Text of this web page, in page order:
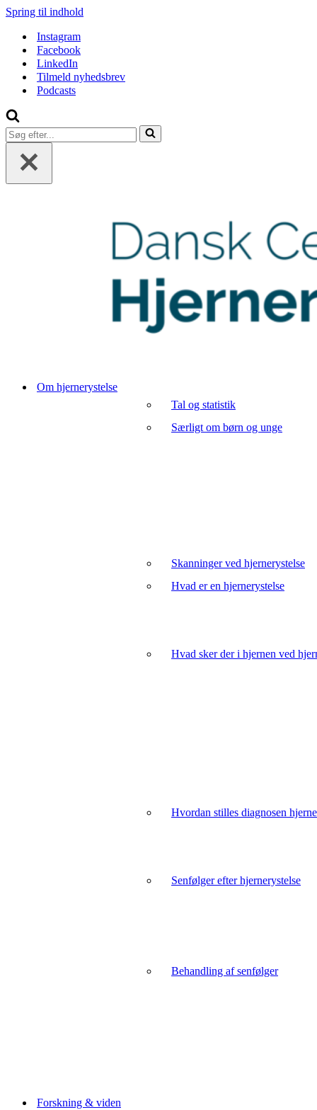
Spring til indhold
Instagram
Facebook
LinkedIn
Tilmeld nyhedsbrev
Podcasts
Søg
efter...
Om hjernerystelse
Tal og statistik
Særligt om børn og unge
Skanninger ved hjernerystelse
Hvad er en hjernerystelse
Hvad sker der i hjernen ved
Hvordan stilles diagnosen
Senfølger efter hjernerystelse
Behandling af senfølger
Forskning & viden